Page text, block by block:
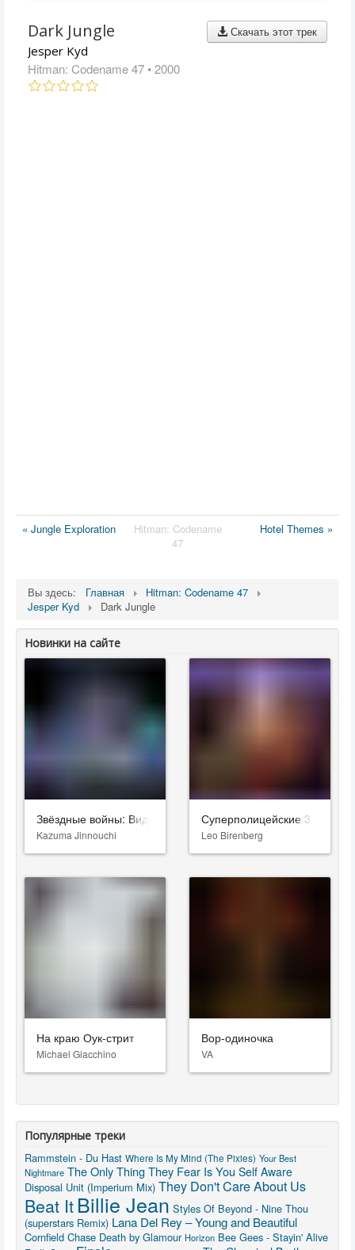
Скачать этот трек
Dark Jungle
Jesper Kyd
Hitman: Codename 47 • 2000
« Jungle Exploration
Hitman: Codename
47
Hotel Themes »
Вы здесь: Главная
Hitman: Codename 47
Jesper Kyd
Dark Jungle
Новинки на сайте
Звёздные войны: Видения. Девятый джедай
Kazuma Jinnouchi
Суперполицейские 3
Leo Birenberg
На краю Оук-стрит
Michael Giacchino
Вор-одиночка
VA
Популярные треки
Rammstein - Du Hast Where Is My Mind (The Pixies) Your Best
Nightmare The Only Thing They Fear Is You Self Aware
Disposal Unit (Imperium Mix) They Don't Care About Us
Beat ItBillie Jean Styles Of Beyond - Nine Thou
(superstars Remix) Lana Del Rey – Young and Beautiful
Cornfield Chase Death by Glamour Horizon Bee Gees - Stayin' Alive